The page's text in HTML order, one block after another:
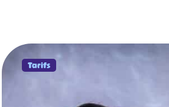
Tarifs
#